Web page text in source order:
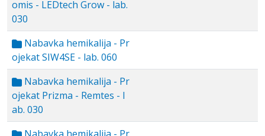
omis - LEDtech Grow - lab.
030
Nabavka hemikalija - Pr
ojekat SIW4SE - lab. 060
Nabavka hemikalija - Pr
ojekat Prizma - Remtes - l
ab. 030